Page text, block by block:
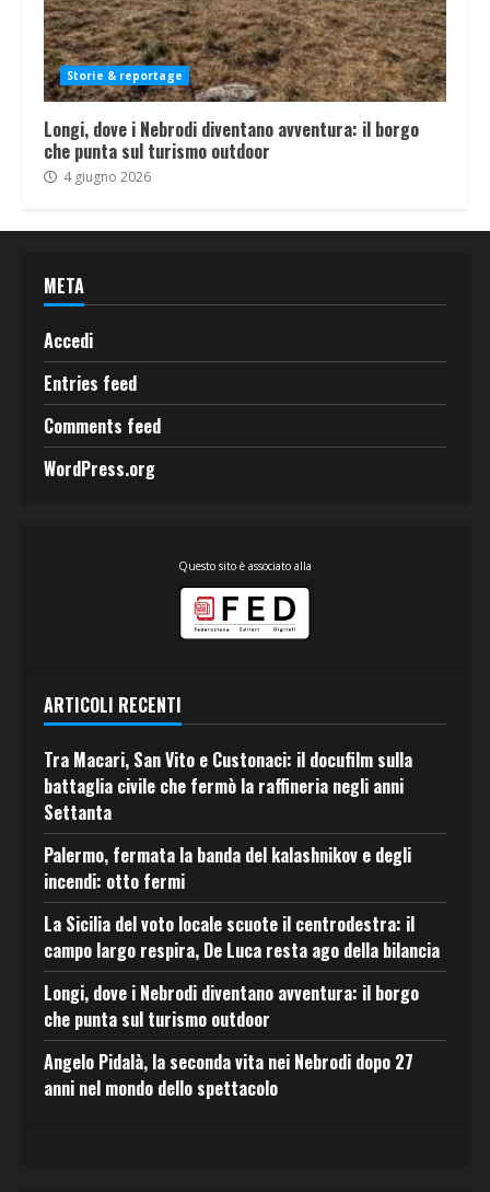
Storie & reportage
Longi, dove i Nebrodi diventano avventura: il borgo
che punta sul turismo outdoor
4 giugno 2026
META
Accedi
Entries feed
Comments feed
WordPress.org
Questo sito è associato alla
ARTICOLI RECENTI
Tra Macari, San Vito e Custonaci: il docufilm sulla
battaglia civile che fermò la raffineria negli anni
Settanta
Palermo, fermata la banda del kalashnikov e degli
incendi: otto fermi
La Sicilia del voto locale scuote il centrodestra: il
campo largo respira, De Luca resta ago della bilancia
Longi, dove i Nebrodi diventano avventura: il borgo
che punta sul turismo outdoor
Angelo Pidalà, la seconda vita nei Nebrodi dopo 27
anni nel mondo dello spettacolo